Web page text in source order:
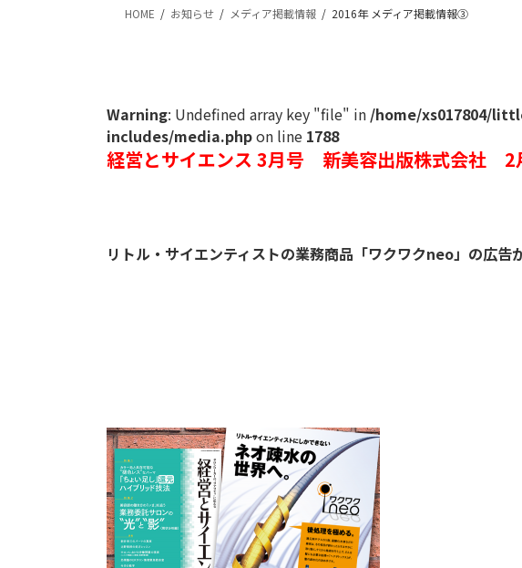
HOME お知らせ メディア掲載情報 2016年 メディア掲載情報③
Warning: Undefined array key "file" in /home/xs017804/
includes/media.phpon line 1788
経営とサイエンス 3月号 新美容出版株式会社 2
リトル・サイエンティストの業務商品「ワクワクneo」の広告